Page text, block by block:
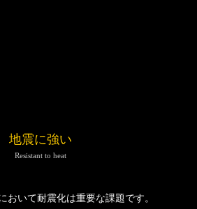
地震に強い
Resistant to heat
おいて耐震化は重要な課題です。